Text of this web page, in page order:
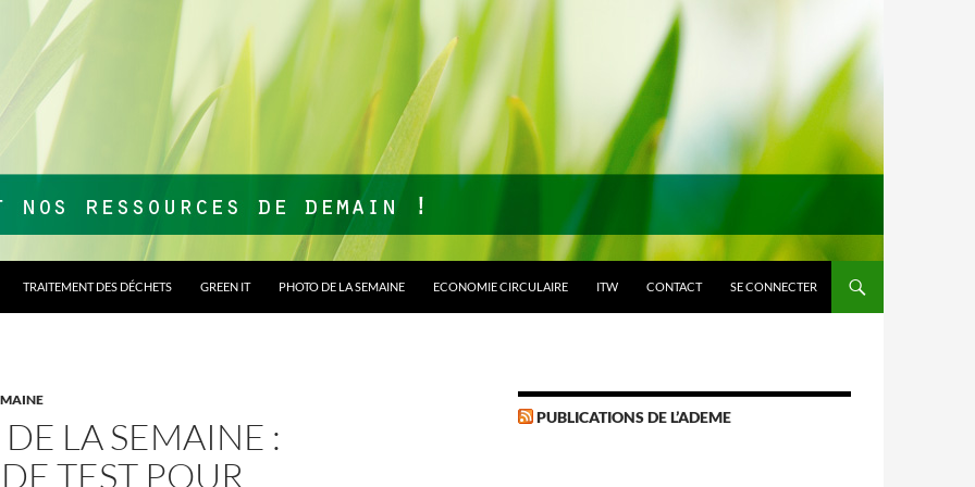
TRAITEMENT DES DÉCHETS GREEN IT PHOTO DE LA SEMAINE ECONOMIE CIRCULAIRE ITW CONTACT SE CONNECTER
LA SEMAINE :
TEST POUR
PUBLICATIONS DE L’ADEME